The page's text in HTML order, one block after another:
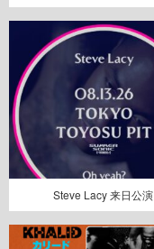
Steve Lacy 来日公演